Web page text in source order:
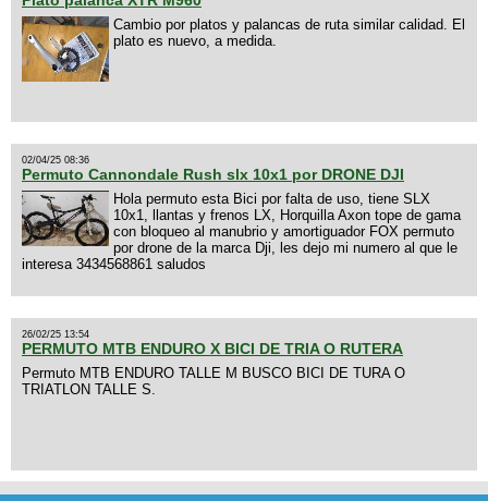
Cambio por platos y palancas de ruta similar calidad. El
plato es nuevo, a medida.
02/04/25 08:36
Permuto Cannondale Rush slx 10x1 por DRONE DJI
Hola permuto esta Bici por falta de uso, tiene SLX
10x1, llantas y frenos LX, Horquilla Axon tope de gama
con bloqueo al manubrio y amortiguador FOX permuto
por drone de la marca Dji, les dejo mi numero al que le
interesa 3434568861 saludos
26/02/25 13:54
PERMUTO MTB ENDURO X BICI DE TRIA O RUTERA
Permuto MTB ENDURO TALLE M BUSCO BICI DE TURA O
TRIATLON TALLE S.